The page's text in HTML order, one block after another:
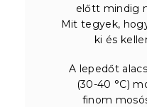
előtt mindig
Mit tegyek,
ki és
A lepedőt
(30-40 °C)
finom